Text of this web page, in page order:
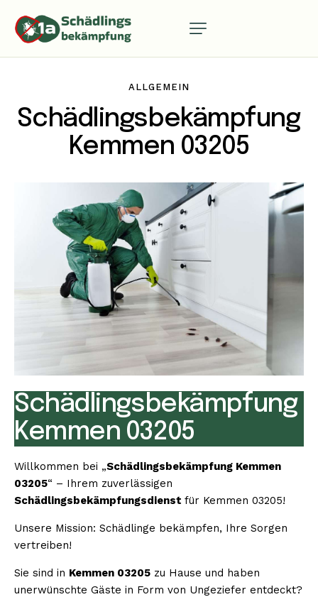
ALLGEMEIN
Schädlingsbekämpfung
Kemmen 03205
Schädlingsbekämpfung
Kemmen 03205
Willkommen bei „Schädlingsbekämpfung Kemmen
03205“ – Ihrem zuverlässigen
Schädlingsbekämpfungsdienst für Kemmen 03205!
Unsere Mission: Schädlinge bekämpfen, Ihre Sorgen
vertreiben!
Sie sind in Kemmen 03205 zu Hause und haben
unerwünschte Gäste in Form von Ungeziefer entdeckt?